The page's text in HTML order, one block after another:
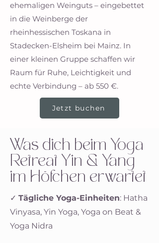
ehemaligen Weinguts – eingebettet
in die Weinberge der
rheinhessischen Toskana in
Stadecken-Elsheim bei Mainz. In
einer kleinen Gruppe schaffen wir
Raum für Ruhe, Leichtigkeit und
echte Verbindung – ab 550 €.
Jetzt buchen
Was dich beim Yoga
Retreat Yin & Yang
im Höfchen erwartet
✓ Tägliche Yoga-Einheiten: Hatha
Vinyasa, Yin Yoga, Yoga on Beat &
Yoga Nidra